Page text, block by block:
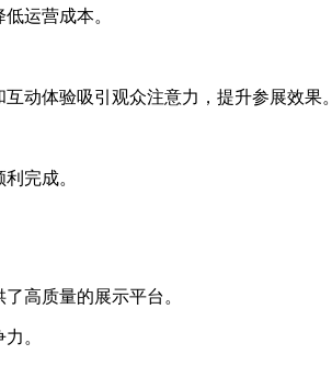
运营成本。
动体验吸引观众注意力，提升参展效果。
完成。
高质量的展示平台。
。